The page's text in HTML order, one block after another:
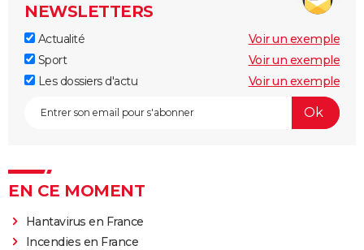
NEWSLETTERS
Actualité
Voir un exemple
Sport
Voir un exemple
Les dossiers d'actu
Voir un exemple
EN CE MOMENT
Hantavirus en France
Incendies en France